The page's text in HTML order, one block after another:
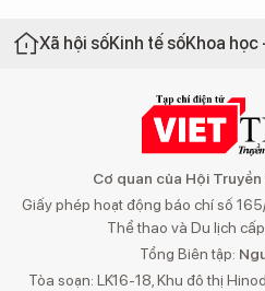
Xã hội sốKinh tế sốKhoa học
Cơ quan của Hội
Giấy phép hoạt động báo chí số
Thể thao và Du lịch
Tổng Biên tập:
Tòa soạn: LK16-18, Khu đô thị